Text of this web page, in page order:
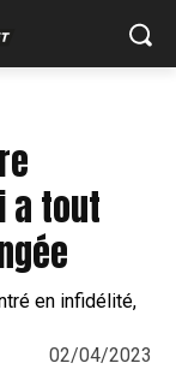
a tout
02/04/2023